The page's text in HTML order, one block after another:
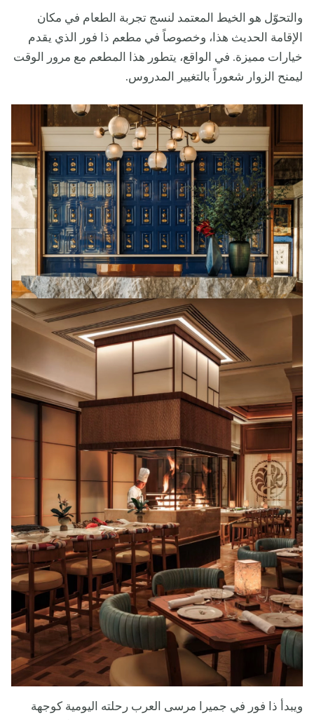
والتحوّل هو الخيط المعتمد لنسج تجربة الطعام في مكان
الإقامة الحديث هذا، وخصوصاً في مطعم ذا فور الذي يقدم
خيارات مميزة. في الواقع، يتطور هذا المطعم مع مرور الوقت
ليمنح الزوار شعوراً بالتغيير المدروس.
ويبدأ ذا فور في جميرا مرسى العرب رحلته اليومية كوجهة